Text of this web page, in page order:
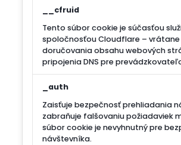
__cfruid
Tento súbor cookie je súčasťou
spoločnosťou Cloudflare –
doručovania obsahu webových
pripojenia DNS pre
_auth
Zaisťuje bezpečnosť prehliadania
zabraňuje falšovaniu požiadaviek
súbor cookie je nevyhnutný pre
návštevníka.